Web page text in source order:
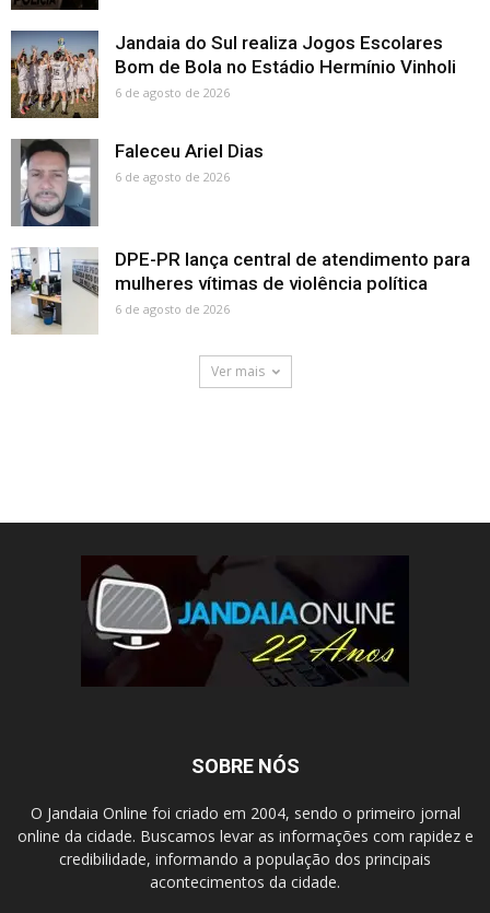
Jandaia do Sul realiza Jogos Escolares
Bom de Bola no Estádio Hermínio Vinholi
6 de agosto de 2026
Faleceu Ariel Dias
6 de agosto de 2026
DPE-PR lança central de atendimento para
mulheres vítimas de violência política
6 de agosto de 2026
Ver mais
SOBRE NÓS
O Jandaia Online foi criado em 2004, sendo o primeiro jornal
online da cidade. Buscamos levar as informações com rapidez e
credibilidade, informando a população dos principais
acontecimentos da cidade.